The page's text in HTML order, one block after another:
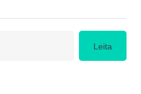
Leita